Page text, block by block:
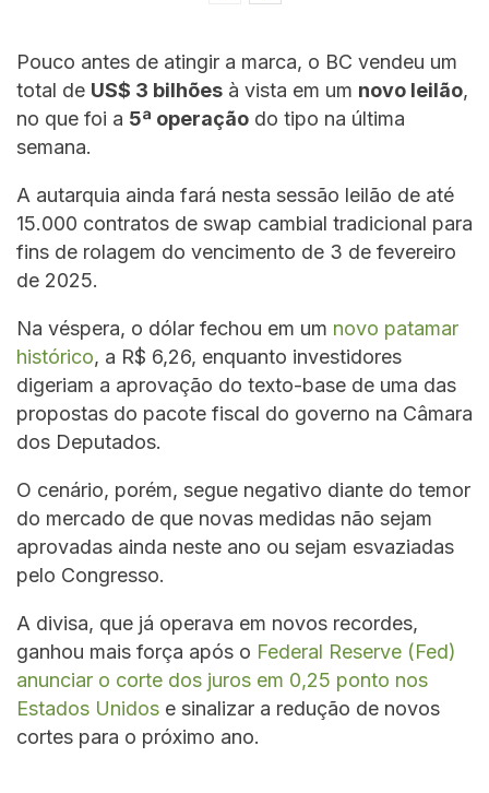
Pouco antes de atingir a marca, o BC vendeu um
total de US$ 3 bilhões à vista em um novo leilão,
no que foi a 5ª operação do tipo na última
semana.
A autarquia ainda fará nesta sessão leilão de até
15.000 contratos de swap cambial tradicional para
fins de rolagem do vencimento de 3 de fevereiro
de 2025.
Na véspera, o dólar fechou em um novo patamar
histórico, a R$ 6,26, enquanto investidores
digeriam a aprovação do texto-base de uma das
propostas do pacote fiscal do governo na Câmara
dos Deputados.
O cenário, porém, segue negativo diante do temor
do mercado de que novas medidas não sejam
aprovadas ainda neste ano ou sejam esvaziadas
pelo Congresso.
A divisa, que já operava em novos recordes,
ganhou mais força após o Federal Reserve (Fed)
anunciar o corte dos juros em 0,25 ponto nos
Estados Unidos e sinalizar a redução de novos
cortes para o próximo ano.